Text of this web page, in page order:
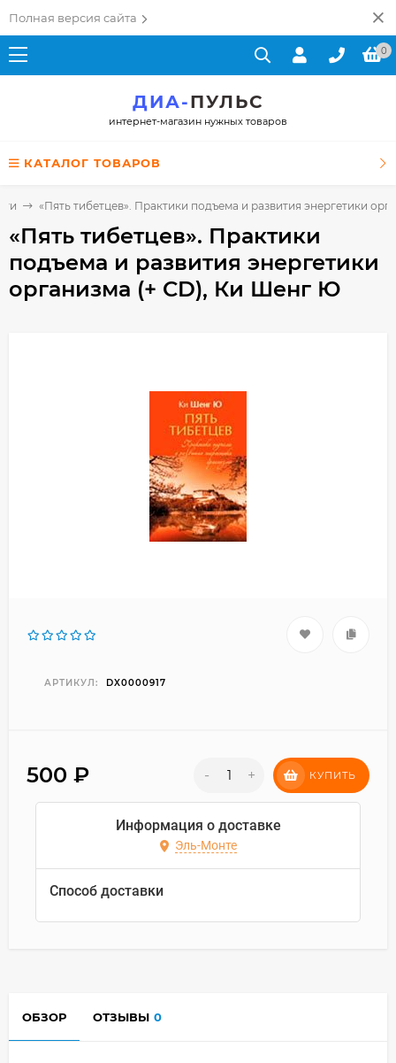
Полная версия сайта
0
ДИА-ПУЛЬС
интернет-магазин нужных товаров
КАТАЛОГ ТОВАРОВ
«Пять тибетцев». Практики подъема и развития энергетики
«Пять тибетцев». Практики
подъема и развития энергетики
организма (+ CD), Ки Шенг Ю
АРТИКУЛ: DX0000917
500 ₽ - + КУПИТЬ
Информация о доставке
Эль-Монте
Способ доставки
ОБЗОР ОТЗЫВЫ 0